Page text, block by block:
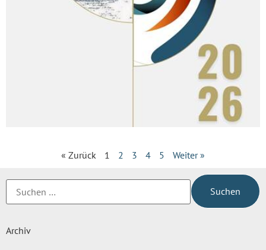
« Zurück 1 2 3 4 5 Weiter »
Archiv